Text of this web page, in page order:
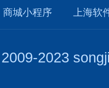
商城小程序 上海软
2023